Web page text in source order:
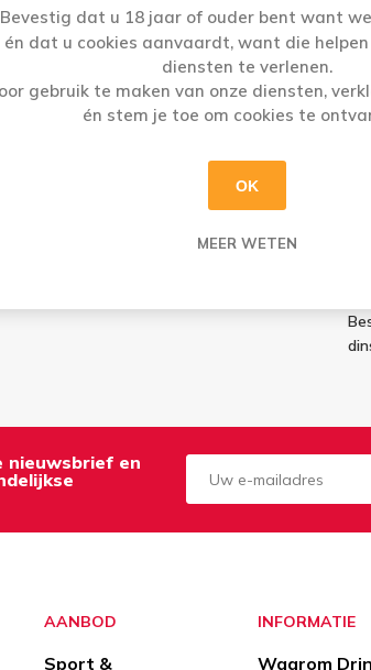
lichtzurige afdronk. Lichte
met toetsen van champagne en
nieuwsbrief en
AANBOD
Sport &
INFORMATIE
Waarom
dat u 18 jaar of ouder bent want
én dat u cookies aanvaardt, want die
diensten te verlenen.
gebruik te maken van onze diensten,
én stem je toe om cookies te
OK
MEER WETEN